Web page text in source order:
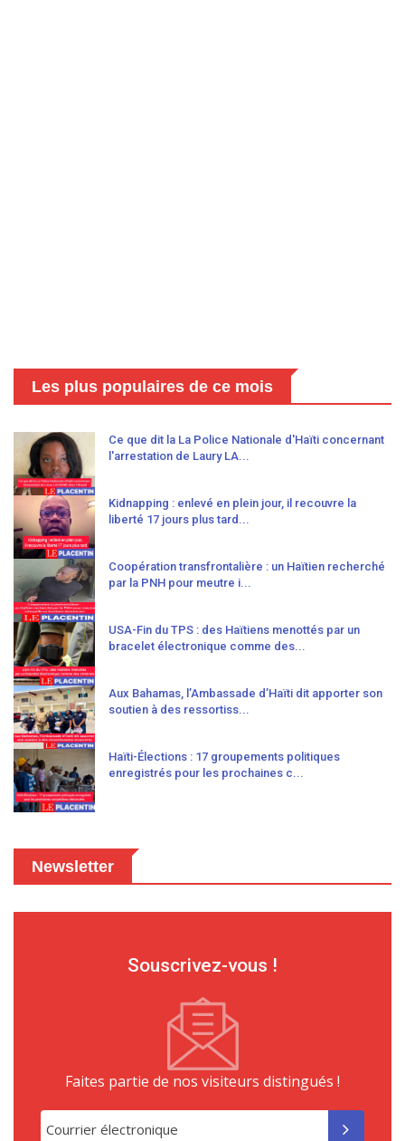
Les plus populaires de ce mois
Ce que dit la La Police Nationale d'Haïti concernant
l'arrestation de Laury LA...
Kidnapping : enlevé en plein jour, il recouvre la
liberté 17 jours plus tard...
Coopération transfrontalière : un Haïtien recherché
par la PNH pour meutre i...
USA-Fin du TPS : des Haïtiens menottés par un
bracelet électronique comme des...
Aux Bahamas, l’Ambassade d’Haïti dit apporter son
soutien à des ressortiss...
Haïti-Élections : 17 groupements politiques
enregistrés pour les prochaines c...
Newsletter
Souscrivez-vous !
Faites partie de nos visiteurs distingués !